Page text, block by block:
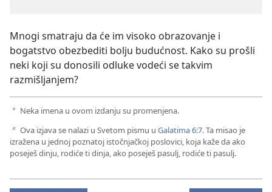
Mnogi smatraju da će im visoko obrazovanje i
bogatstvo obezbediti bolju budućnost. Kako su prošli
neki koji su donosili odluke vodeći se takvim
razmišljanjem?
a Neka imena u ovom izdanju su promenjena.
b Ova izjava se nalazi u Svetom pismu u Galatima 6:7. Ta misao je
izražena u jednoj poznatoj istočnjačkoj poslovici, koja kaže da ako
poseješ dinju, rodiće ti dinja, ako poseješ pasulj, rodiće ti pasulj.